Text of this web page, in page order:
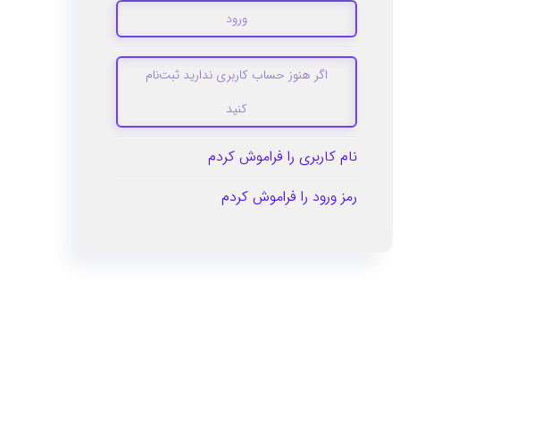
ورود
اگر هنوز حساب کاربری ندارید ثبت‌نام
کنید
نام کاربری را فراموش کردم
رمز ورود را فراموش کردم